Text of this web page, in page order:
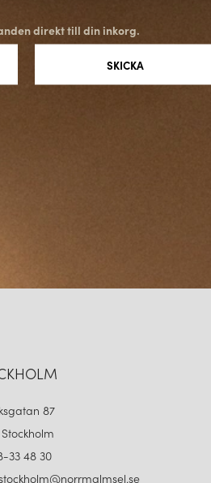
direkt till din inkorg.
87
Stockholm
33 48 30